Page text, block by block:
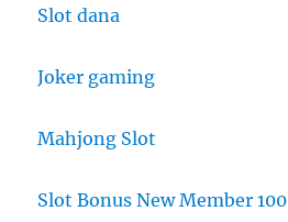
Slot dana
Joker gaming
Mahjong Slot
Slot Bonus New Member 100